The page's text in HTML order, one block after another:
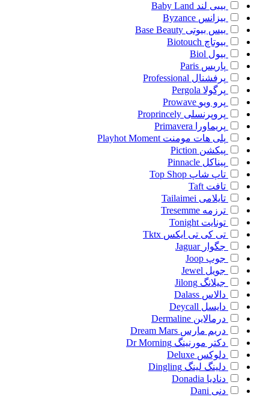
بیبی لند Baby Land
بیزانس Byzance
بیس بیوتی Base Beauty
بیوتاچ Biotouch
بیول Biol
پاریس Paris
پرفشنال Professional
پرگولا Pergola
پرو ویو Prowave
پروپرنسلی Proprincely
پریماورا
Primavera
پلی هات مومنت Playhot Moment
پیکشن Piction
پیناکل Pinnacle
تاپ شاپ Top Shop
تافت Taft
تایلامی Tailaimei
ترزمه Tresemme
تونایت Tonight
تی کی تی ایکس Tktx
جگوار Jaguar
جوپ Joop
جویل Jewel
جیلانگ Jilong
دالاس Dalass
دایسل Deycall
درمالاین Dermaline
دریم مارس Dream Mars
دکتر مورنینگ Dr Morning
دلوکس Deluxe
دلینگ لینگ Dingling
دنادیا Donadia
دنی Dani